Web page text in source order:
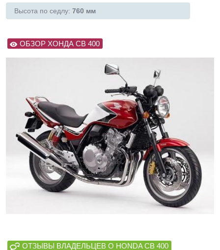
Высота по седлу: 760 мм
ОБЗОР ХОНДА СВ 400
ОТЗЫВЫ ВЛАДЕЛЬЦЕВ О HONDA CB 400